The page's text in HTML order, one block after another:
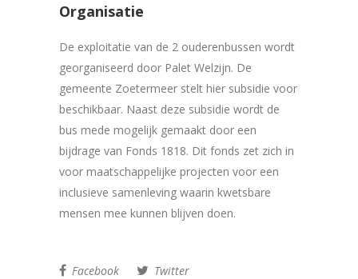
Organisatie
De exploitatie van de 2 ouderenbussen wordt
georganiseerd door Palet Welzijn. De
gemeente Zoetermeer stelt hier subsidie voor
beschikbaar. Naast deze subsidie wordt de
bus mede mogelijk gemaakt door een
bijdrage van Fonds 1818. Dit fonds zet zich in
voor maatschappelijke projecten voor een
inclusieve samenleving waarin kwetsbare
mensen mee kunnen blijven doen.
Facebook Twitter